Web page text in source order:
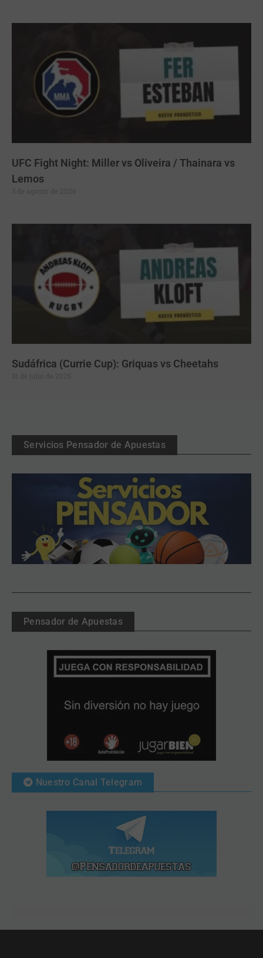
UFC Fight Night: Miller vs Oliveira / Thainara vs
Lemos
Sudáfrica (Currie Cup): Griquas vs Cheetahs
Servicios Pensador de Apuestas
Pensador de Apuestas
Nuestro Canal Telegram